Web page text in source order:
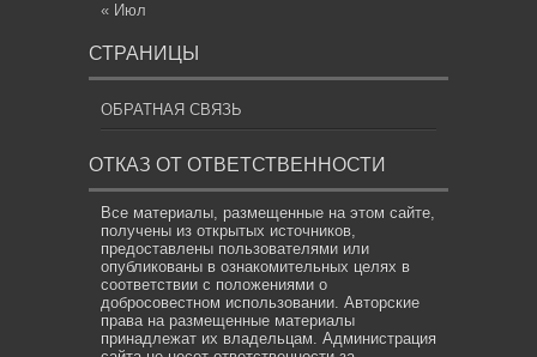
« Июл
СТРАНИЦЫ
ОБРАТНАЯ СВЯЗЬ
ОТКАЗ ОТ ОТВЕТСТВЕННОСТИ
Все материалы, размещенные на этом сайте,
получены из открытых источников,
предоставлены пользователями или
опубликованы в ознакомительных целях в
соответствии с положениями о
добросовестном использовании. Авторские
права на размещенные материалы
принадлежат их владельцам. Администрация